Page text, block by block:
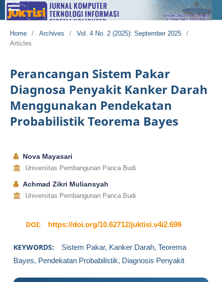
Home / Archives / Vol. 4 No. 2 (2025): September 2025
/
Articles
Perancangan Sistem Pakar
Diagnosa Penyakit Kanker Darah
Menggunakan Pendekatan
Probabilistik Teorema Bayes
Nova Mayasari
Universitas Pembangunan Panca Budi
Achmad Zikri Muliansyah
Universitas Pembangunan Panca Budi
DOI: https://doi.org/10.62712/juktisi.v4i2.699
KEYWORDS:
Sistem Pakar, Kanker Darah, Teorema
Bayes, Pendekatan Probabilistik, Diagnosis Penyakit